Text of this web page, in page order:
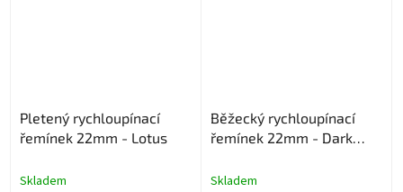
Pletený rychloupínací
řemínek 22mm - Lotus
Skladem
Běžecký rychloupínací
řemínek 22mm - Dark
Skladem